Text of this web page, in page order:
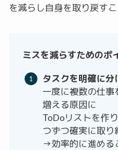
を減らし自身を取り戻すこ
ミスを減らすためのポ
タスクを明確に分
一度に複数の仕
増える原因に
ToDoリストを作
つずつ確実に取り
→効率的に進める